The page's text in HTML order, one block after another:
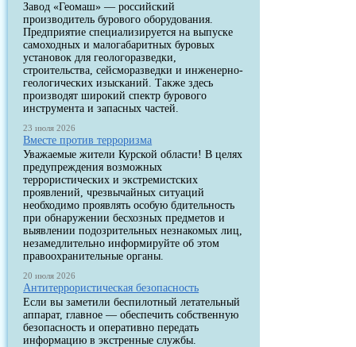
Завод «Геомаш» — российский
производитель бурового оборудования.
Предприятие специализируется на выпуске
самоходных и малогабаритных буровых
установок для геологоразведки,
строительства, сейсморазведки и инженерно-
геологических изысканий. Также здесь
производят широкий спектр бурового
инструмента и запасных частей.
23 июля 2026
Вместе против терроризма
Уважаемые жители Курской области! В целях
предупреждения возможных
террористических и экстремистских
проявлений, чрезвычайных ситуаций
необходимо проявлять особую бдительность
при обнаружении бесхозных предметов и
выявлении подозрительных незнакомых лиц,
незамедлительно информируйте об этом
правоохранительные органы.
20 июля 2026
Антитеррористическая безопасность
Если вы заметили беспилотный летательный
аппарат, главное — обеспечить собственную
безопасность и оперативно передать
информацию в экстренные службы.